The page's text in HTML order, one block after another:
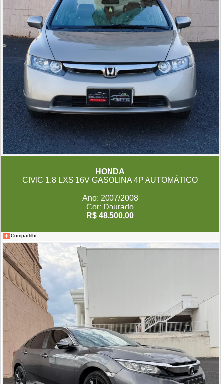
HONDA
CIVIC 1.8 LXS 16V GASOLINA 4P AUTOMÁTICO
Ano: 2007/2008
Cor: Dourado
R$ 48.500,00
Compartilhe